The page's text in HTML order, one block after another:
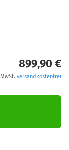
899,90 €
versandkostenfrei